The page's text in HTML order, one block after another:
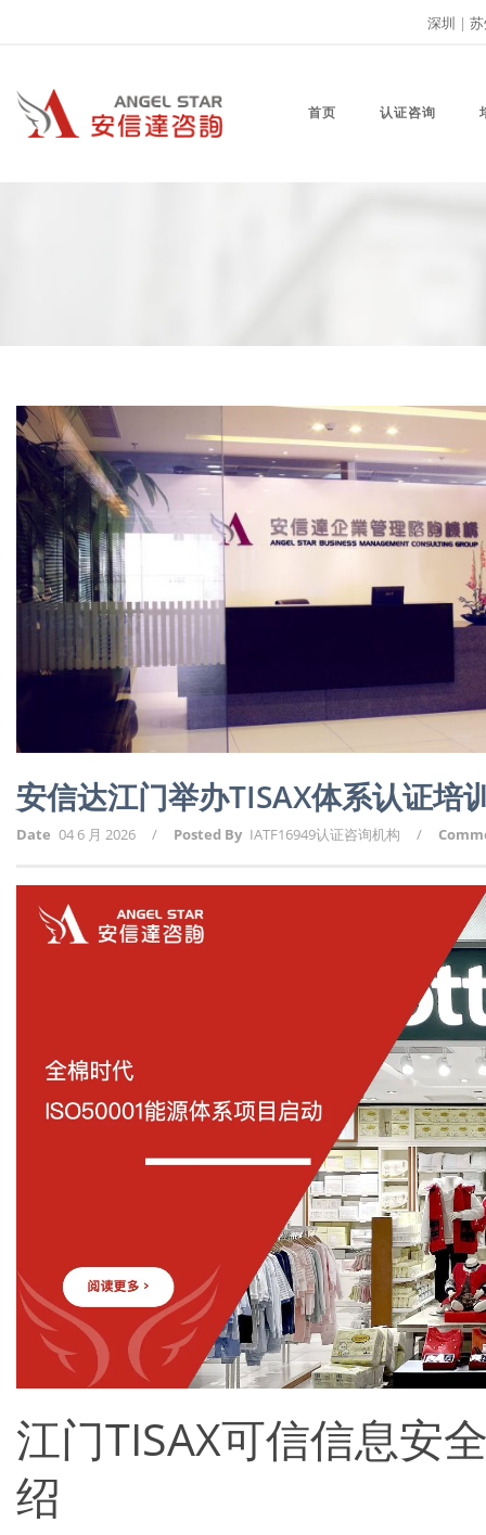
深圳 |
首页 认证咨询
安信达江门举办TISAX体系认证培
Date 04 6 月 2026 / Posted By IATF16949认证咨询机构 /
江门TISAX可信信息安
绍